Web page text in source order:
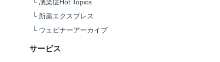
└ 感染症Hot Topics
└ 新薬エクスプレス
└ ウェビナーアーカイブ
サービス